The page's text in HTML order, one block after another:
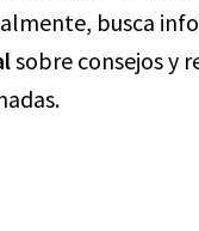
busca
sobre consejos y